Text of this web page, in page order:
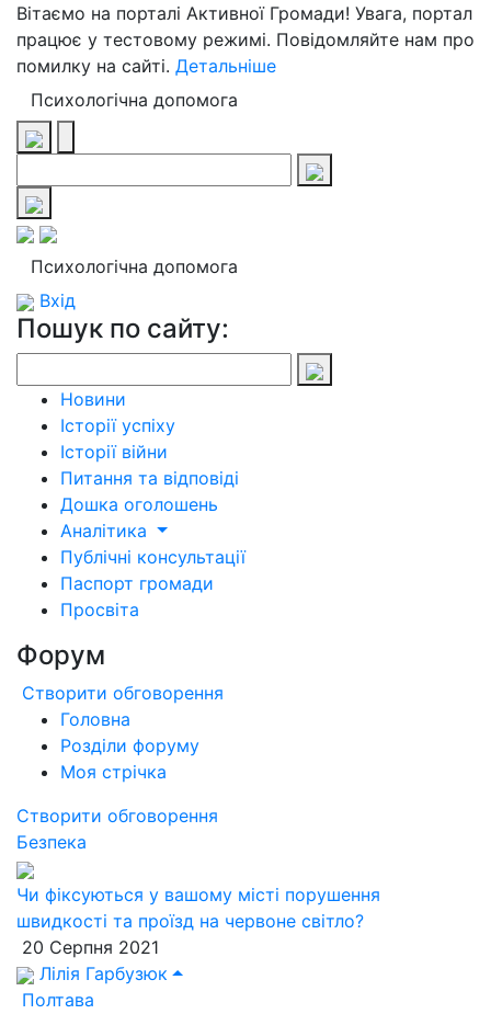
Вітаємо на порталі Активної Громади! Увага, портал
працює у тестовому режимі. Повідомляйте нам про
помилку на сайті. Детальніше
Психологічна допомога
Психологічна допомога
Вхід
Пошук по сайту:
Новини
Історії успіху
Історії війни
Питання та відповіді
Дошка оголошень
Аналітика
Публічні консультації
Паспорт громади
Просвіта
Форум
Створити обговорення
Головна
Розділи форуму
Моя стрічка
Створити обговорення
Безпека
Чи фіксуються у вашому місті порушення
швидкості та проїзд на червоне світло?
20 Серпня 2021
Лілія Гарбузюк
Полтава